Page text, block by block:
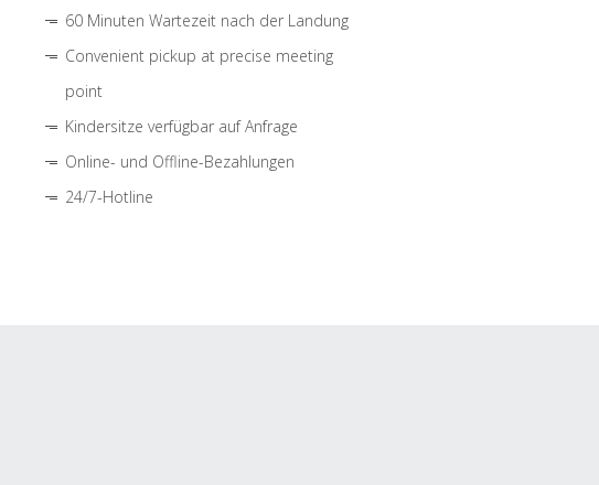
60 Minuten Wartezeit nach der Landung
Convenient pickup at precise meeting
point
Kindersitze verfügbar auf Anfrage
Online- und Offline-Bezahlungen
24/7-Hotline